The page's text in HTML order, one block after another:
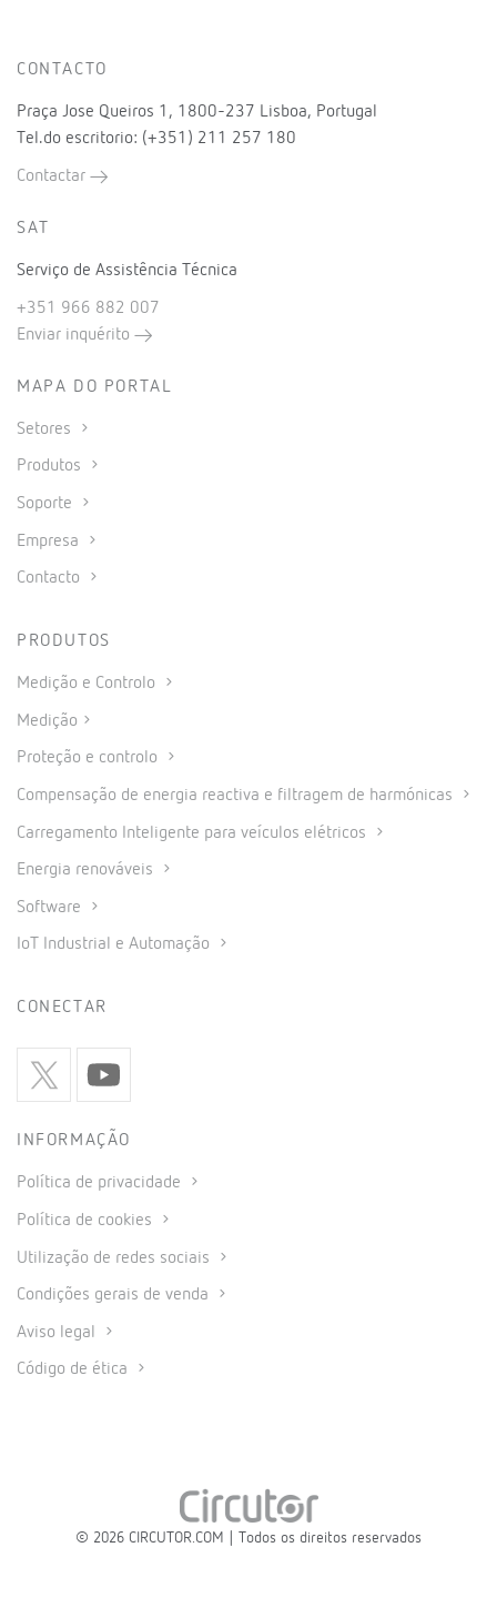
CONTACTO
Praça Jose Queiros 1, 1800-237 Lisboa, Portugal
Tel.do escritorio: (+351) 211 257 180
Contactar
SAT
Serviço de Assistência Técnica
+351 966 882 007
Enviar inquérito
MAPA DO PORTAL
Setores
Produtos
Soporte
Empresa
Contacto
PRODUTOS
Medição e Controlo
Medição
Proteção e controlo
Compensação de energia reactiva e filtragem de harmónicas
Carregamento Inteligente para veículos elétricos
Energia renováveis
Software
IoT Industrial e Automação
CONECTAR
INFORMAÇÃO
Política de privacidade
Política de cookies
Utilização de redes sociais
Condições gerais de venda
Aviso legal
Código de ética
© 2026 CIRCUTOR.COM | Todos os direitos reservados